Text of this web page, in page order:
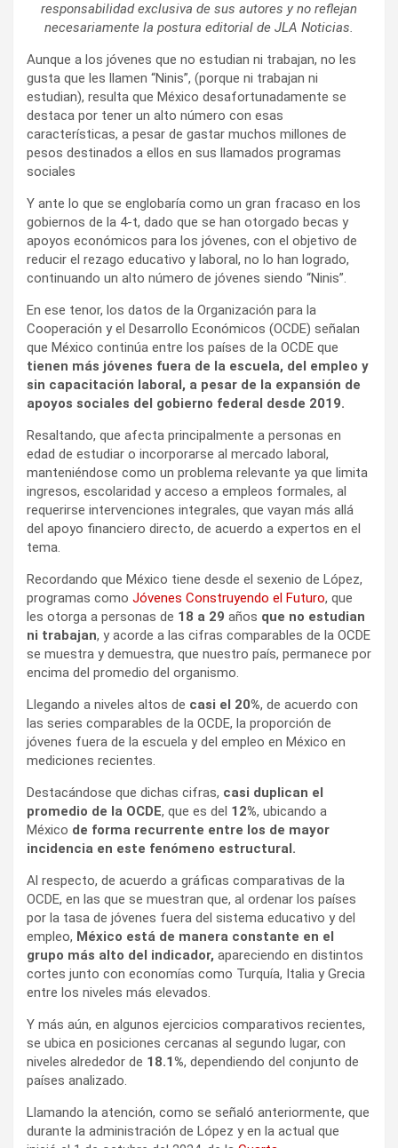
responsabilidad exclusiva de sus autores y no reflejan
necesariamente la postura editorial de JLA Noticias.
Aunque a los jóvenes que no estudian ni trabajan, no les
gusta que les llamen “Ninis”, (porque ni trabajan ni
estudian), resulta que México desafortunadamente se
destaca por tener un alto número con esas
características, a pesar de gastar muchos millones de
pesos destinados a ellos en sus llamados programas
sociales
Y ante lo que se englobaría como un gran fracaso en los
gobiernos de la 4-t, dado que se han otorgado becas y
apoyos económicos para los jóvenes, con el objetivo de
reducir el rezago educativo y laboral, no lo han logrado,
continuando un alto número de jóvenes siendo “Ninis”.
En ese tenor, los datos de la Organización para la
Cooperación y el Desarrollo Económicos (OCDE) señalan
que México continúa entre los países de la OCDE que
tienen más jóvenes fuera de la escuela, del empleo y
sin capacitación laboral, a pesar de la expansión de
apoyos sociales del gobierno federal desde 2019.
Resaltando, que afecta principalmente a personas en
edad de estudiar o incorporarse al mercado laboral,
manteniéndose como un problema relevante ya que limita
ingresos, escolaridad y acceso a empleos formales, al
requerirse intervenciones integrales, que vayan más allá
del apoyo financiero directo, de acuerdo a expertos en el
tema.
Recordando que México tiene desde el sexenio de López,
programas como Jóvenes Construyendo el Futuro, que
les otorga a personas de 18 a 29 años que no estudian
ni trabajan, y acorde a las cifras comparables de la OCDE
se muestra y demuestra, que nuestro país, permanece por
encima del promedio del organismo.
Llegando a niveles altos de casi el 20%, de acuerdo con
las series comparables de la OCDE, la proporción de
jóvenes fuera de la escuela y del empleo en México en
mediciones recientes.
Destacándose que dichas cifras, casi duplican el
promedio de la OCDE, que es del 12%, ubicando a
México de forma recurrente entre los de mayor
incidencia en este fenómeno estructural.
Al respecto, de acuerdo a gráficas comparativas de la
OCDE, en las que se muestran que, al ordenar los países
por la tasa de jóvenes fuera del sistema educativo y del
empleo, México está de manera constante en el
grupo más alto del indicador, apareciendo en distintos
cortes junto con economías como Turquía, Italia y Grecia
entre los niveles más elevados.
Y más aún, en algunos ejercicios comparativos recientes,
se ubica en posiciones cercanas al segundo lugar, con
niveles alrededor de 18.1%, dependiendo del conjunto de
países analizado.
Llamando la atención, como se señaló anteriormente, que
durante la administración de López y en la actual que